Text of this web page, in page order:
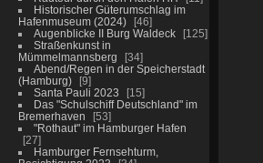
Historischer Güterumschlag im
Hafenmuseum (2024)
46
Augenblicke II Burg Waldeck
125
Straßenkunst in
Mümmelmannsberg
34
Abend/Regen in der Speicherstadt
(Hamburg)
9
Santa Pauli 2023
15
Das "Schulschiff Deutschland" im
Bremerhaven
53
"Rothaut" im Hamburger Hafen
27
Hamburger Fernsehturm,